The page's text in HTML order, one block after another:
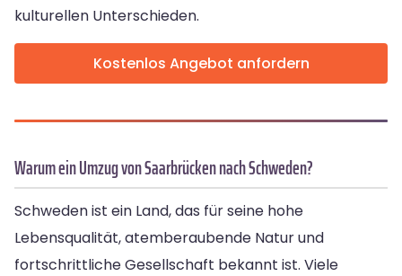
kulturellen Unterschieden.
Kostenlos Angebot anfordern
Warum ein Umzug von Saarbrücken nach Schweden?
Schweden ist ein Land, das für seine hohe
Lebensqualität, atemberaubende Natur und
fortschrittliche Gesellschaft bekannt ist. Viele